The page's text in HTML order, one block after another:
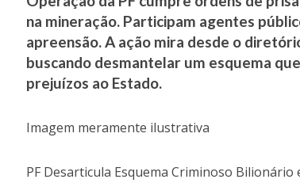
na mineração. Participam agentes
apreensão. A ação mira desde o
buscando desmantelar um esquema
prejuízos ao Estado.
Imagem meramente ilustrativa
PF Desarticula Esquema Criminoso